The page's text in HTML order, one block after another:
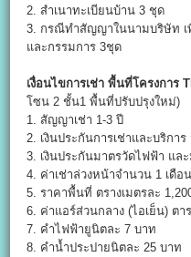
2. สำเนาทะเบียนบ้าน 3 ชุด
3. กรณีทำสัญญาในนามบริษัท เ
และกรรมการ 3ชุด
เงื่อนไขการเช่า พื้นที่โครงการ
โซน 2 ชั้น1 พื้นที่ปรับปรุงใหม่)
1. สัญญาเช่า 1-3 ปี
2. เงินประกันการเช่าและบริกา
3. เงินประกันมาตรวัดไฟฟ้า แล
4. ค่าเช่าล่วงหน้าจำนวน 1 เดือน
5. ราคาพื้นที่ ตรางเมตรละ
6. ค่าแอร์ส่วนกลาง (ไอเย็น) ตา
7. คำไฟฟ้ายูนิตละ 7 บาท
8. คำน้ำประปายนิตละ 25 บาท